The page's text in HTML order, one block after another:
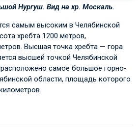
Нургуш. Вид на хр. Москаль.
самым высоким в Челябинской
хребта 1200 метров,
Высшая точка хребта — гора
высшей точкой Челябинской
самое большое горно-
области, площадь которого